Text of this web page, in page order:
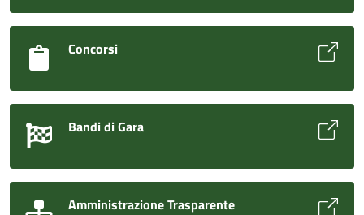
Concorsi
Bandi di Gara
Amministrazione Trasparente